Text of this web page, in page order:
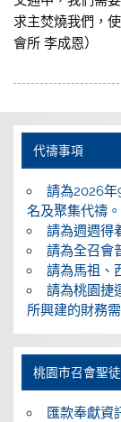
求主焚燒我們，
會所 李成恩）
代禱事項
請為2026
名及聚集代禱。
請為週週得
請為全召會
請為馬祖、
請為桃園捷
所興建的財務
桃園巿召會聖
匯款奉獻資